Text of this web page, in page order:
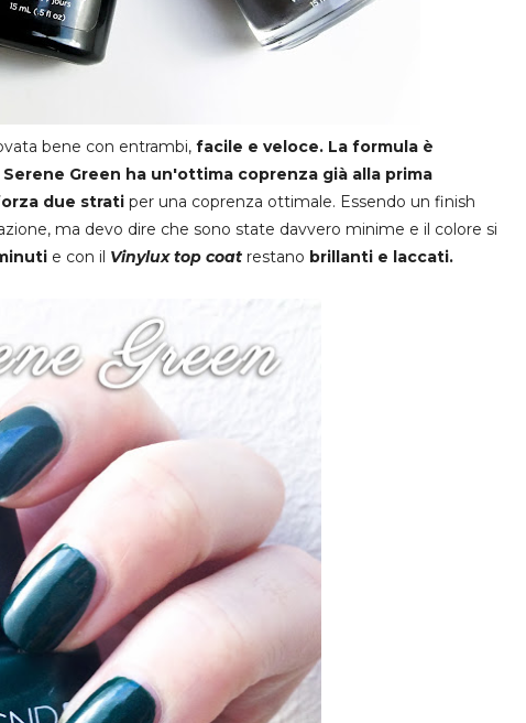
bene con entrambi, facile e veloce. La formula è
Green ha un'ottima coprenza già alla prima
due strati per una coprenza ottimale. Essendo un finish
ma devo dire che sono state davvero minime e il colore si
e con il Vinylux top coat restano brillanti e laccati.